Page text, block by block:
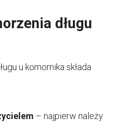
długu
u komornika składa
– najpierw należy